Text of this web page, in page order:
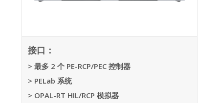
接口：
> 最多 2 个 PE-RCP/PEC 控制器
> PELab 系统
> OPAL-RT HIL/RCP 模拟器